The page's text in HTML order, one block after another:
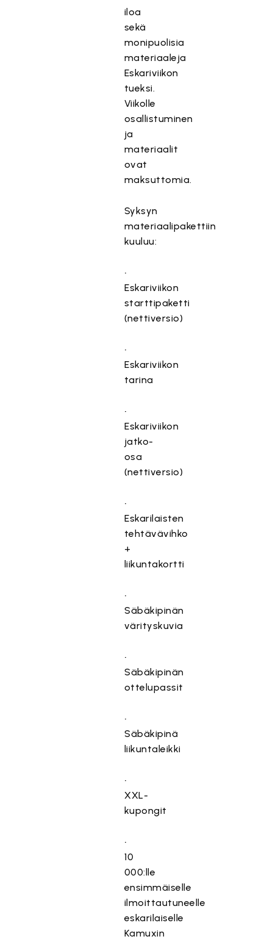
iloa
sekä
monipuolisia
materiaaleja
Eskariviikon
tueksi.
Viikolle
osallistuminen
ja
materiaalit
ovat
maksuttomia.
Syksyn
materiaalipakettiin
kuuluu:
•⁠
⁠Eskariviikon
starttipaketti
(nettiversio)
•⁠
⁠Eskariviikon
tarina
•⁠
⁠Eskariviikon
jatko-
osa
(nettiversio)
•⁠
⁠Eskarilaisten
tehtävävihko
+
liikuntakortti
•⁠
⁠Säbäkipinän
värityskuvia
•⁠
⁠Säbäkipinän
ottelupassit
•⁠
⁠Säbäkipinä
liikuntaleikki
•⁠
⁠XXL-
kupongit
•⁠
⁠10
000:lle
ensimmäiselle
ilmoittautuneelle
eskarilaiselle
Kamuxin